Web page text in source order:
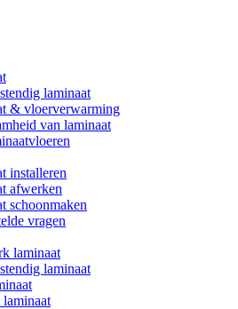
laminaat
& vloerverwarming
van laminaat
installeren
afwerken
schoonmaken
vragen
laminaat
laminaat